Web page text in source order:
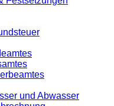
und Abwasser